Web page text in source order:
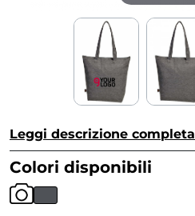
Leggi descrizione completa
Colori disponibili